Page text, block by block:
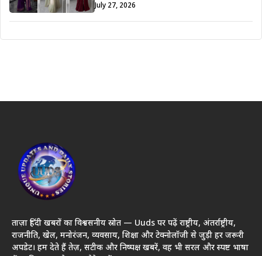
July 27, 2026
ताज़ा हिंदी खबरों का विश्वसनीय स्रोत — Uuds पर पढ़ें राष्ट्रीय, अंतर्राष्ट्रीय,
राजनीति, खेल, मनोरंजन, व्यवसाय, शिक्षा और टेक्नोलॉजी से जुड़ी हर जरूरी
अपडेट। हम देते हैं तेज़, सटीक और निष्पक्ष खबरें, वह भी सरल और स्पष्ट भाषा